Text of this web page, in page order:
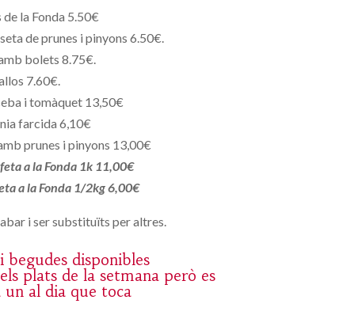
de la Fonda 5.50€
de prunes i pinyons 6.50€.
bolets 8.75€.
7.60€.
i tomàquet 13,50€
farcida 6,10€
prunes i pinyons 13,00€
a la Fonda 1k 11,00€
a la Fonda 1/2kg 6,00€
i ser substituïts per altres.
begudes disponibles
plats de la setmana però es
un al dia que toca